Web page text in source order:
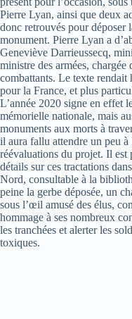
Pierre Lyan, ainsi que deux
donc retrouvés pour déposer
monument. Pierre Lyan a
Geneviève Darrieussecq,
ministre des armées,
combattants. Le texte
pour la France, et plus
L’année 2020 signe en effet
mémorielle nationale, mais
monuments aux morts à
il aura fallu attendre un peu à
réévaluations du projet. Il est
détails sur ces tractations
Nord, consultable à la
peine la gerbe déposée, un
sous l’œil amusé des élus,
hommage à ses nombreux
les tranchées et alerter les
toxiques.